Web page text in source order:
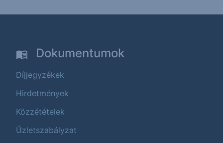
Dokumentumok
Díjjegyzékek
Hirdetmények
Közzétételek
Üzletszabályzat